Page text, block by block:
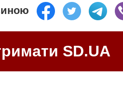
SD.UA